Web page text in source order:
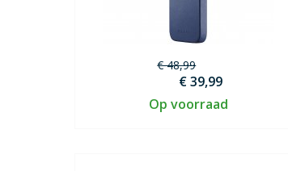
€ 48,99
€ 39,99
Op voorraad